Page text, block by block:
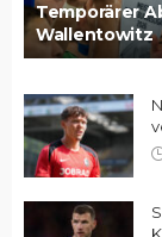
Temporärer
Wallentowitz